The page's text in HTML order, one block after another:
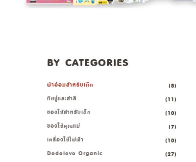
BY CATEGORIES
ผ้าอ้อมสำหรับเด็ก
(8)
ทิชชู่และสำลี
(11)
ของใช้สำหรับเด็ก
(10)
ของใช้คุณแม่
(7)
เครื่องใช้ไฟฟ้า
(10)
Dodolove Organic
(27)